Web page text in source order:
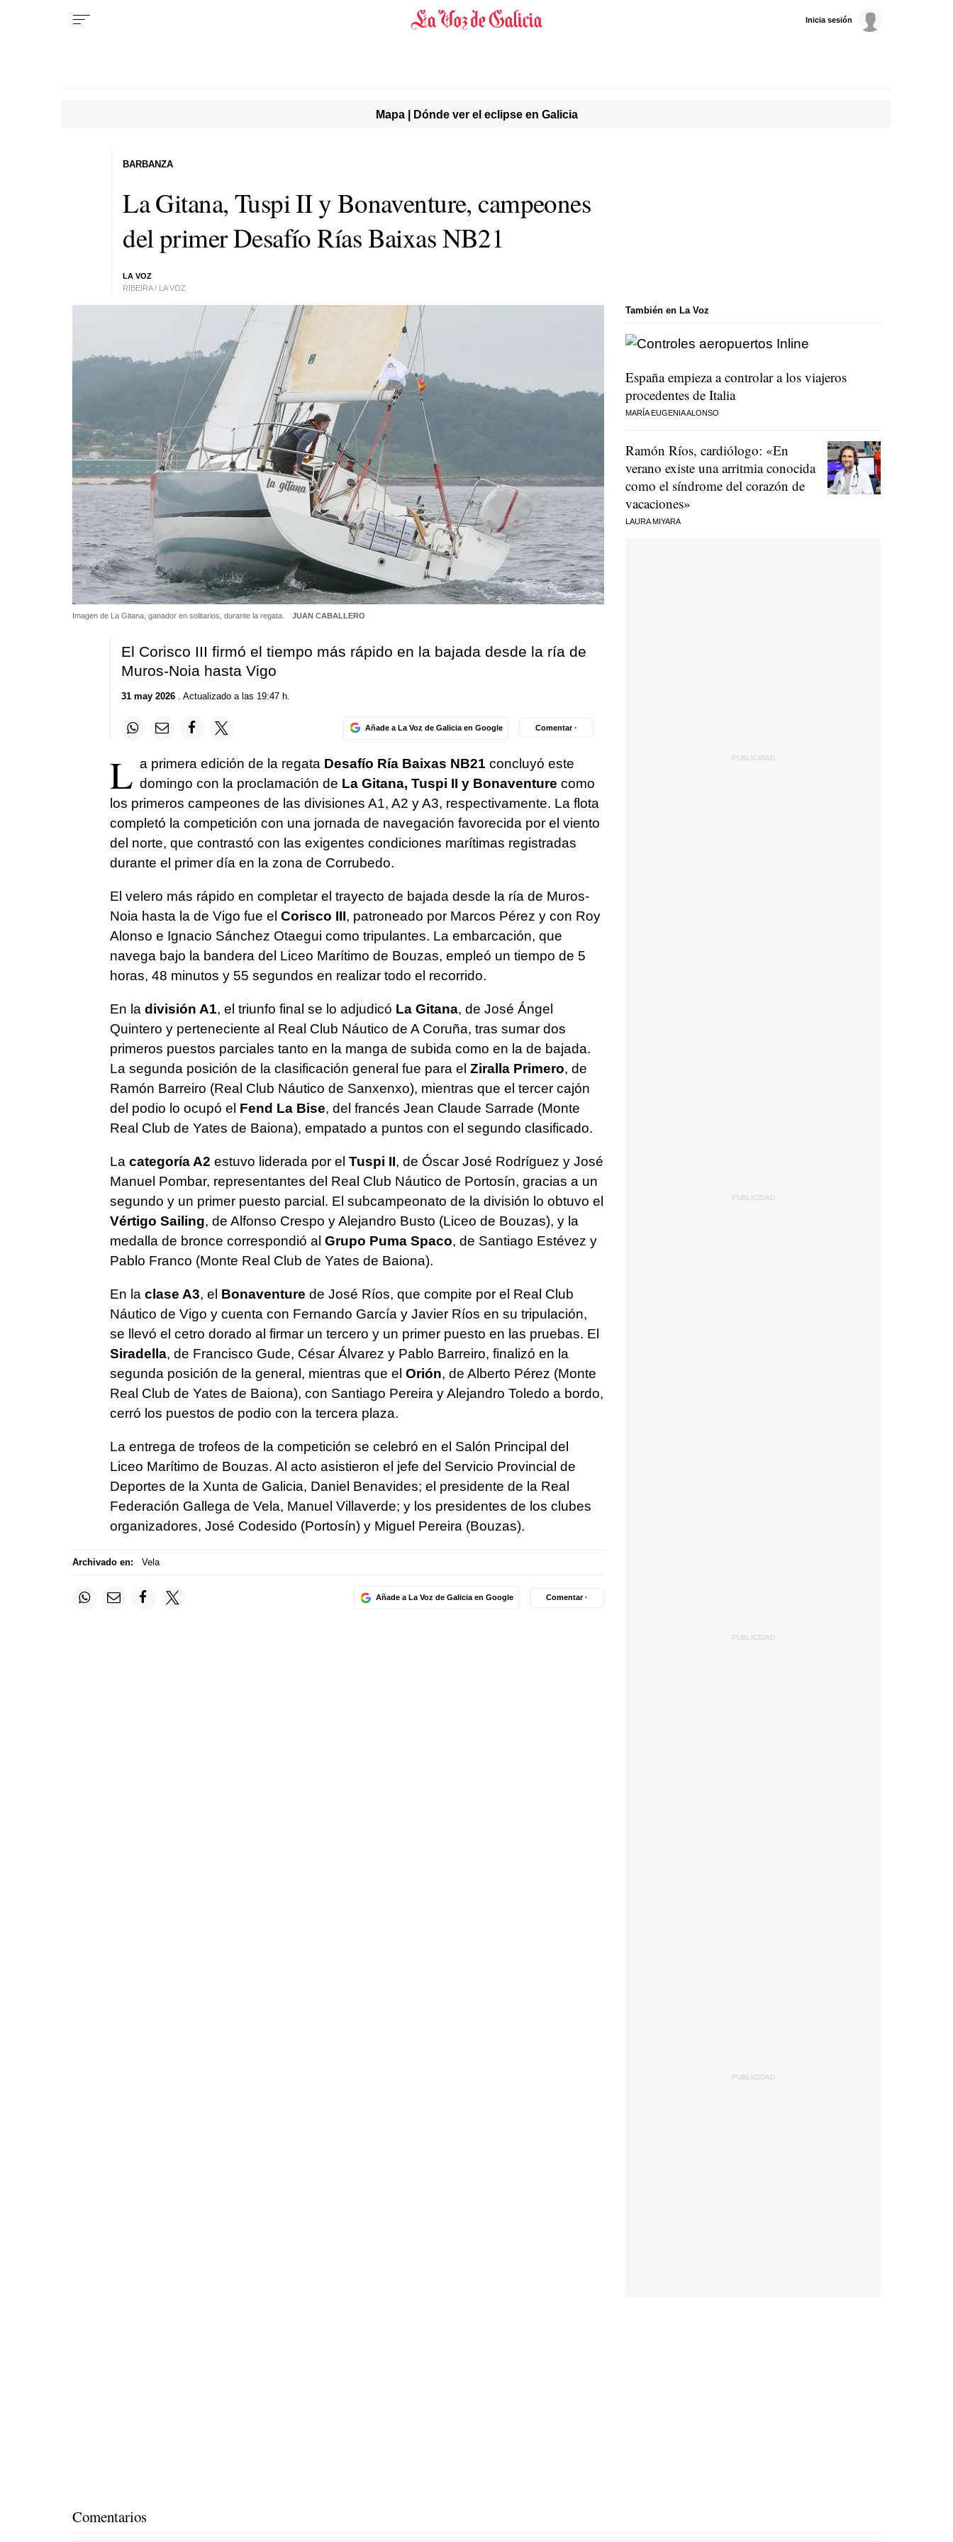
Inicia sesión
Mapa | Dónde ver el eclipse en Galicia
La Gitana, Tuspi II y Bonaventure, campeones
del primer Desafío Rías Baixas NB21
LA VOZ
RIBEIRA / LA VOZ
BARBANZA
Imagen de La Gitana, ganador en solitarios, durante la regata. JUAN CABALLERO
El Corisco III firmó el tiempo más rápido en la bajada desde la ría de
Muros-Noia hasta Vigo
31 may 2026. Actualizado a las 19:47 h.
Añade a La Voz de Galicia en Google Comentar ·
L a primera edición de la regata Desafío Ría Baixas NB21 concluyó este
domingo con la proclamación de La Gitana, Tuspi II y Bonaventure como
los primeros campeones de las divisiones A1, A2 y A3, respectivamente. La flota
completó la competición con una jornada de navegación favorecida por el viento
del norte, que contrastó con las exigentes condiciones marítimas registradas
durante el primer día en la zona de Corrubedo.
El velero más rápido en completar el trayecto de bajada desde la ría de Muros-
Noia hasta la de Vigo fue el Corisco III, patroneado por Marcos Pérez y con Roy
Alonso e Ignacio Sánchez Otaegui como tripulantes. La embarcación, que
navega bajo la bandera del Liceo Marítimo de Bouzas, empleó un tiempo de 5
horas, 48 minutos y 55 segundos en realizar todo el recorrido.
En la división A1, el triunfo final se lo adjudicó La Gitana, de José Ángel
Quintero y perteneciente al Real Club Náutico de A Coruña, tras sumar dos
primeros puestos parciales tanto en la manga de subida como en la de bajada.
La segunda posición de la clasificación general fue para el Ziralla Primero, de
Ramón Barreiro (Real Club Náutico de Sanxenxo), mientras que el tercer cajón
del podio lo ocupó el Fend La Bise, del francés Jean Claude Sarrade (Monte
Real Club de Yates de Baiona), empatado a puntos con el segundo clasificado.
La categoría A2 estuvo liderada por el Tuspi II, de Óscar José Rodríguez y José
Manuel Pombar, representantes del Real Club Náutico de Portosín, gracias a un
segundo y un primer puesto parcial. El subcampeonato de la división lo obtuvo el
Vértigo Sailing, de Alfonso Crespo y Alejandro Busto (Liceo de Bouzas), y la
medalla de bronce correspondió al Grupo Puma Spaco, de Santiago Estévez y
Pablo Franco (Monte Real Club de Yates de Baiona).
En la clase A3, el Bonaventure de José Ríos, que compite por el Real Club
Náutico de Vigo y cuenta con Fernando García y Javier Ríos en su tripulación,
se llevó el cetro dorado al firmar un tercero y un primer puesto en las pruebas. El
Siradella, de Francisco Gude, César Álvarez y Pablo Barreiro, finalizó en la
segunda posición de la general, mientras que el Orión, de Alberto Pérez (Monte
Real Club de Yates de Baiona), con Santiago Pereira y Alejandro Toledo a bordo,
cerró los puestos de podio con la tercera plaza.
La entrega de trofeos de la competición se celebró en el Salón Principal del
Liceo Marítimo de Bouzas. Al acto asistieron el jefe del Servicio Provincial de
Deportes de la Xunta de Galicia, Daniel Benavides; el presidente de la Real
Federación Gallega de Vela, Manuel Villaverde; y los presidentes de los clubes
organizadores, José Codesido (Portosín) y Miguel Pereira (Bouzas).
Archivado en: Vela
Añade a La Voz de Galicia en Google Comentar ·
También en La Voz
España empieza a controlar a los viajeros
procedentes de Italia
MARÍA EUGENIA ALONSO
Ramón Ríos, cardiólogo: «En
verano existe una arritmia conocida
como el síndrome del corazón de
vacaciones»
LAURA MIYARA
Comentarios